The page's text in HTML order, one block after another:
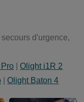
d'urgence,
|Olight i1R 2
|Olight Baton 4